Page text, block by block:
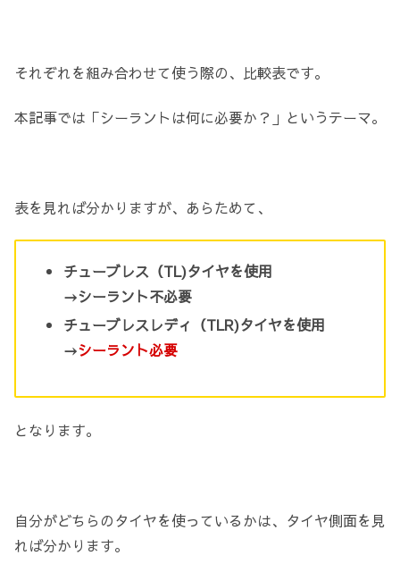
それぞれを組み合わせて使う際の、比較表です。
本記事では「シーラントは何に必要か？」というテーマ。
表を見れば分かりますが、あらためて、
チューブレス（TL)タイヤを使用
→シーラント不必要
チューブレスレディ（TLR)タイヤを使用
→シーラント必要
となります。
自分がどちらのタイヤを使っているかは、タイヤ側面を見
れば分かります。